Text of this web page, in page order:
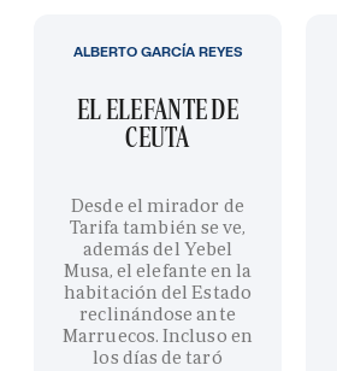
EL ELEFANTE DE
CEUTA
Desde el mirador de
Tarifa también se ve,
además del Yebel
Musa, el elefante en la
habitación del Estado
reclinándose ante
Marruecos. Incluso en
los días de taró
ALBERTO GARCÍA REYES